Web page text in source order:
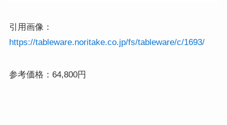
引用画像：
https://tableware.noritake.co.jp/fs/tableware/c/1693/
参考価格：64,800円